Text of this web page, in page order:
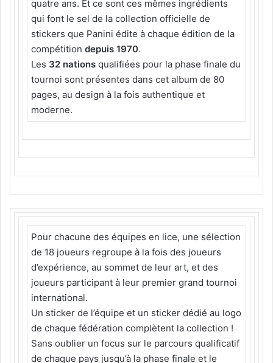
quatre ans. Et ce sont ces mêmes ingrédients
qui font le sel de la collection officielle de
stickers que Panini édite à chaque édition de la
compétition depuis 1970.
Les 32 nations qualifiées pour la phase finale du
tournoi sont présentes dans cet album de 80
pages, au design à la fois authentique et
moderne.
Pour chacune des équipes en lice, une sélection
de 18 joueurs regroupe à la fois des joueurs
d’expérience, au sommet de leur art, et des
joueurs participant à leur premier grand tournoi
international.
Un sticker de l’équipe et un sticker dédié au logo
de chaque fédération complètent la collection !
Sans oublier un focus sur le parcours qualificatif
de chaque pays jusqu’à la phase finale et le